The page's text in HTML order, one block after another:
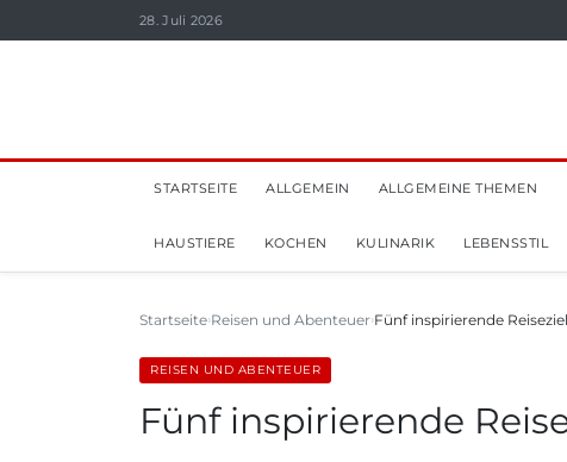
28. Juli 2026
STARTSEITE ALLGEMEIN ALLGEMEINE THEMEN
HAUSTIERE KOCHEN KULINARIK LEBENSSTIL
Startseite Reisen und Abenteuer Fünf inspirierende
REISEN UND ABENTEUER
Fünf inspirierende